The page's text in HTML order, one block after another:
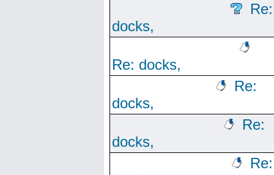
Re:
docks,
Re: docks,
Re:
docks,
Re:
docks,
Re: